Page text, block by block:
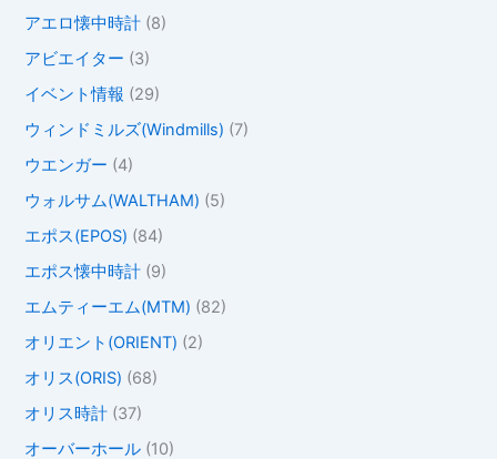
アエロ懐中時計 (8)
アビエイター (3)
イベント情報 (29)
ウィンドミルズ(Windmills) (7)
ウエンガー (4)
ウォルサム(WALTHAM) (5)
エポス(EPOS) (84)
エポス懐中時計 (9)
エムティーエム(MTM) (82)
オリエント(ORIENT) (2)
オリス(ORIS) (68)
オリス時計 (37)
オーバーホール (10)